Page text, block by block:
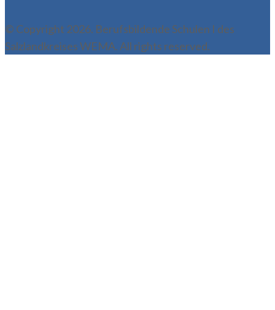
© Copyright 2026. Berufsbildende Schulen I des
Salzlandkreises WEMA. All rights reserved.